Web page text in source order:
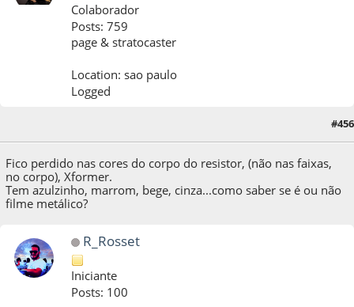
Colaborador
Posts: 759
page & stratocaster
Location: sao paulo
Logged
#456
Fico perdido nas cores do corpo do resistor, (não nas faixas,
no corpo), Xformer.
Tem azulzinho, marrom, bege, cinza...como saber se é ou não
filme metálico?
R_Rosset
Iniciante
Posts: 100